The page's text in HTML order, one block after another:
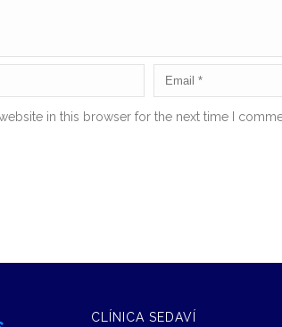
in this browser for the next time I
CLÍNICA SEDAVÍ